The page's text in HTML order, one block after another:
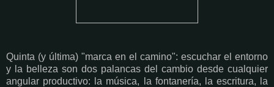
Quinta (y última) "marca en el camino": escuchar el entorno
y la belleza son dos palancas del cambio desde cualquier
angular productivo: la música, la fontanería, la escritura, la